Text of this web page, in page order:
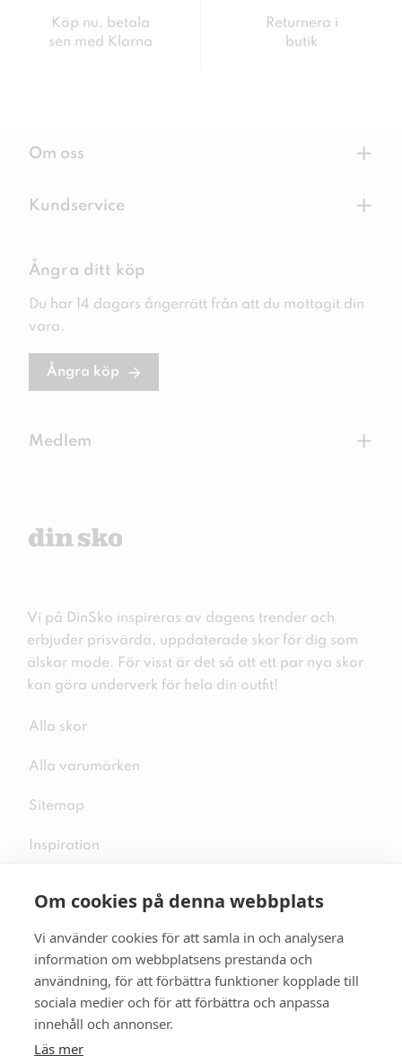
Om cookies på denna webbplats
Vi använder cookies för att samla in och analysera
information om webbplatsens prestanda och
användning, för att förbättra funktioner kopplade till
sociala medier och för att förbättra och anpassa
innehåll och annonser.
Läs mer
Köp nu, betala
sen med Klarna
Returnera i
butik
Om oss +
Kundservice +
Ångra ditt köp
Du har 14 dagars ångerrätt från att du mottagit din
vara.
Ångra köp
Medlem +
Vi på DinSko inspireras av dagens trender och
erbjuder prisvärda, uppdaterade skor för dig som
älskar mode. För visst är det så att ett par nya skor
kan göra underverk för hela din outfit!
Alla skor
Alla varumärken
Sitemap
Inspiration
Följ oss på sociala medier
Se mer skor: skopunkten.se